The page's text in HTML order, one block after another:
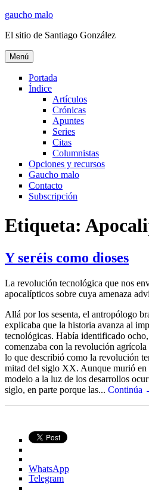
Ir
contenido
gaucho malo
El sitio de Santiago González
Menú
Portada
Índice
Artículos
Crónicas
Apuntes
Series
Citas
Columnistas
Opciones y recursos
Gaucho malo
Contacto
Subscripción
Etiqueta:
Y seréis como dioses
La revolución tecnológica que nos
apocalípticos sobre cuya amenaza
Allá por los sesenta, el antropólogo
explicaba que la historia avanza al
tecnológicas. Había identificado
comenzaba con la revolución
lo que describió como la revolución
mitad del siglo XX. Aunque murió en
modelo a la luz de los desarrollos
siglo, en parte porque las... Continúa
WhatsApp
Telegram